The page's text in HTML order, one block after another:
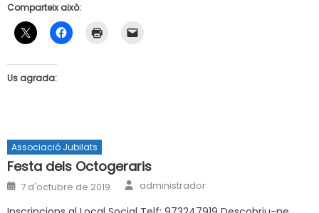
Comparteix això:
Us agrada:
Associació Jubilats
Festa dels Octogeraris
Posted
on
7 d'octubre de 2019 Author
administrador